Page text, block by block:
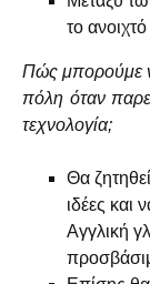
το
Πώς μπορούμε
πόλη όταν
τεχνολογία;
Θα
ιδέες και
Αγγλική